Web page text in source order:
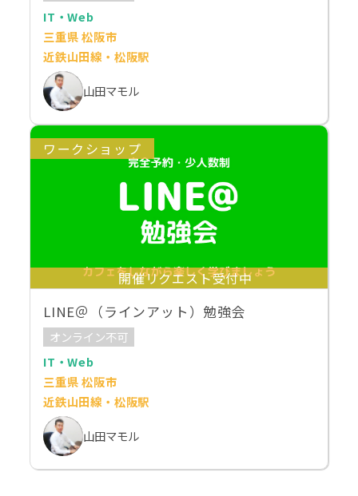
IT・Web
三重県 松阪市
近鉄山田線・松阪駅
山田マモル
ワークショップ
開催リクエスト受付中
LINE＠（ラインアット）勉強会
オンライン不可
IT・Web
三重県 松阪市
近鉄山田線・松阪駅
山田マモル